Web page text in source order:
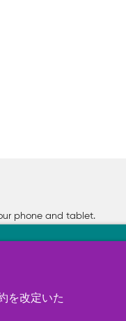
phone and tablet.
ト使用状
とがありま
を改定いた